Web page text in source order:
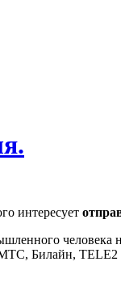
интересует
человека
Билайн,